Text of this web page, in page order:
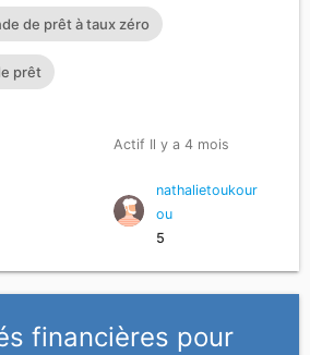
de prêt à taux zéro
prêt
Actif Il y a 4 mois
nathalietoukour
ou
5
financières pour